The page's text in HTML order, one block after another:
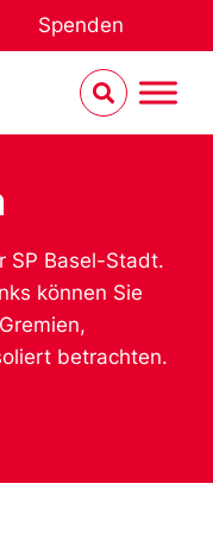
Spenden
SP Basel-Stadt.
können Sie
betrachten.